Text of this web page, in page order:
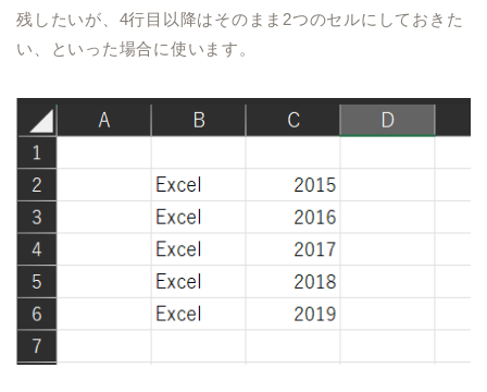
残したいが、 4行目以降はそのまま 2つのセルにしておきた
い、といった場合に使います。